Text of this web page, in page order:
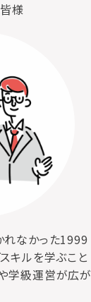
様
れなかった1999
キルを学ぶこと
学級運営が広が